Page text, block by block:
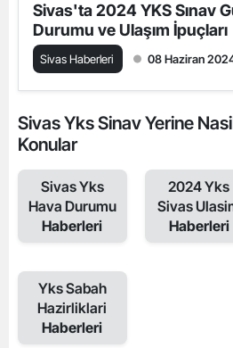
Sivas'ta 2024 YKS Sınav
Durumu ve Ulaşım İpuçları
Sivas Haberleri 08 Haziran
Sivas Yks Sinav Yerine
Konular
Sivas Yks
Hava Durumu
Haberleri
2024 Yks
Sivas
Haberleri
Yks Sabah
Hazirliklari
Haberleri